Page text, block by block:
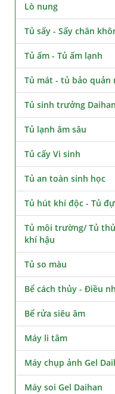
Lò nung
Tủ sấy - Sấy chân
Tủ ấm - Tủ ấm lạnh
Tủ mát - tủ bảo quản
Tủ sinh trưởng Daihan
Tủ lạnh âm sâu
Tủ cấy Vi sinh
Tủ an toàn sinh học
Tủ hút khí độc - Tủ
Tủ môi trường/ Tủ
khí hậu
Tủ so màu
Bể cách thủy - Điều
Bể rửa siêu âm
Máy li tâm
Máy chụp ảnh Gel
Máy soi Gel Daihan